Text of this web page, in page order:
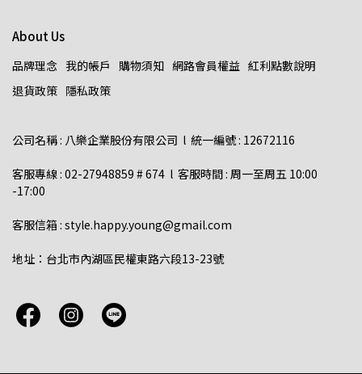
About Us
品牌理念 我的帳戶 購物須知 網路會員權益 紅利點數說明
退貨政策 隱私政策
公司名稱 : 八樂企業股份有限公司  l  統一編號 : 12672116
客服專線 : 02-27948859 # 674  l  客服時間 : 周一至周五 10:00
-17:00
客服信箱 : style.happy.young@gmail.com
地址：台北市內湖區民權東路六段13-23號